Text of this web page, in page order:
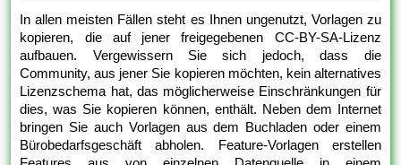
In allen meisten Fällen steht es Ihnen ungenutzt, Vorlagen zu
kopieren, die auf jener freigegebenen CC-BY-SA-Lizenz
aufbauen. Vergewissern Sie sich jedoch, dass die
Community, aus jener Sie kopieren möchten, kein alternatives
Lizenzschema hat, das möglicherweise Einschränkungen für
dies, was Sie kopieren können, enthält. Neben dem Internet
bringen Sie auch Vorlagen aus dem Buchladen oder einem
Bürobedarfsgeschäft abholen. Feature-Vorlagen erstellen